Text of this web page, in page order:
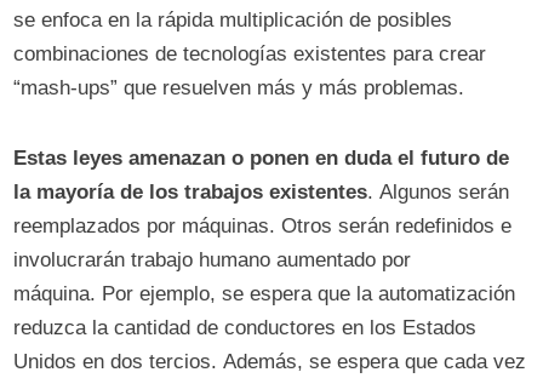
se enfoca en la rápida multiplicación de posibles
combinaciones de tecnologías existentes para crear
“mash-ups” que resuelven más y más problemas.
Estas leyes amenazan o ponen en duda el futuro de
la mayoría de los trabajos existentes. Algunos serán
reemplazados por máquinas. Otros serán redefinidos e
involucrarán trabajo humano aumentado por
máquina. Por ejemplo, se espera que la automatización
reduzca la cantidad de conductores en los Estados
Unidos en dos tercios. Además, se espera que cada vez